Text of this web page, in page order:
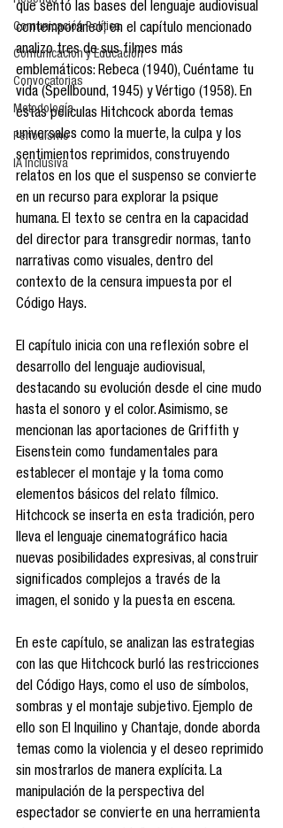
Comunicación Política
Comunicación y Educación
Convocatorias
Metodología
Periodismo
IA Inclusiva
que sentó las bases del lenguaje audiovisual
contemporáneo; en el capítulo mencionado
analizo tres de sus filmes más
emblemáticos: Rebeca (1940), Cuéntame tu
vida (Spellbound, 1945) y Vértigo (1958). En
estas películas Hitchcock aborda temas
universales como la muerte, la culpa y los
sentimientos reprimidos, construyendo
relatos en los que el suspenso se convierte
en un recurso para explorar la psique
humana. El texto se centra en la capacidad
del director para transgredir normas, tanto
narrativas como visuales, dentro del
contexto de la censura impuesta por el
Código Hays.
El capítulo inicia con una reflexión sobre el
desarrollo del lenguaje audiovisual,
destacando su evolución desde el cine mudo
hasta el sonoro y el color. Asimismo, se
mencionan las aportaciones de Griffith y
Eisenstein como fundamentales para
establecer el montaje y la toma como
elementos básicos del relato fílmico.
Hitchcock se inserta en esta tradición, pero
lleva el lenguaje cinematográfico hacia
nuevas posibilidades expresivas, al construir
significados complejos a través de la
imagen, el sonido y la puesta en escena.
En este capítulo, se analizan las estrategias
con las que Hitchcock burló las restricciones
del Código Hays, como el uso de símbolos,
sombras y el montaje subjetivo. Ejemplo de
ello son El Inquilino y Chantaje, donde aborda
temas como la violencia y el deseo reprimido
sin mostrarlos de manera explícita. La
manipulación de la perspectiva del
espectador se convierte en una herramienta